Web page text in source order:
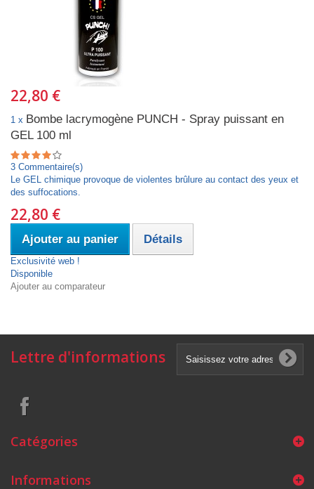
22,80 €
1 x Bombe lacrymogène PUNCH - Spray puissant en
GEL 100 ml
3 Commentaire(s)
Le GEL chimique provoque de violentes brûlure au contact des yeux et
des suffocations.
22,80 €
Ajouter au panier Détails
Exclusivité web !
Disponible
Ajouter au comparateur
Lettre d'informations
Catégories
Informations